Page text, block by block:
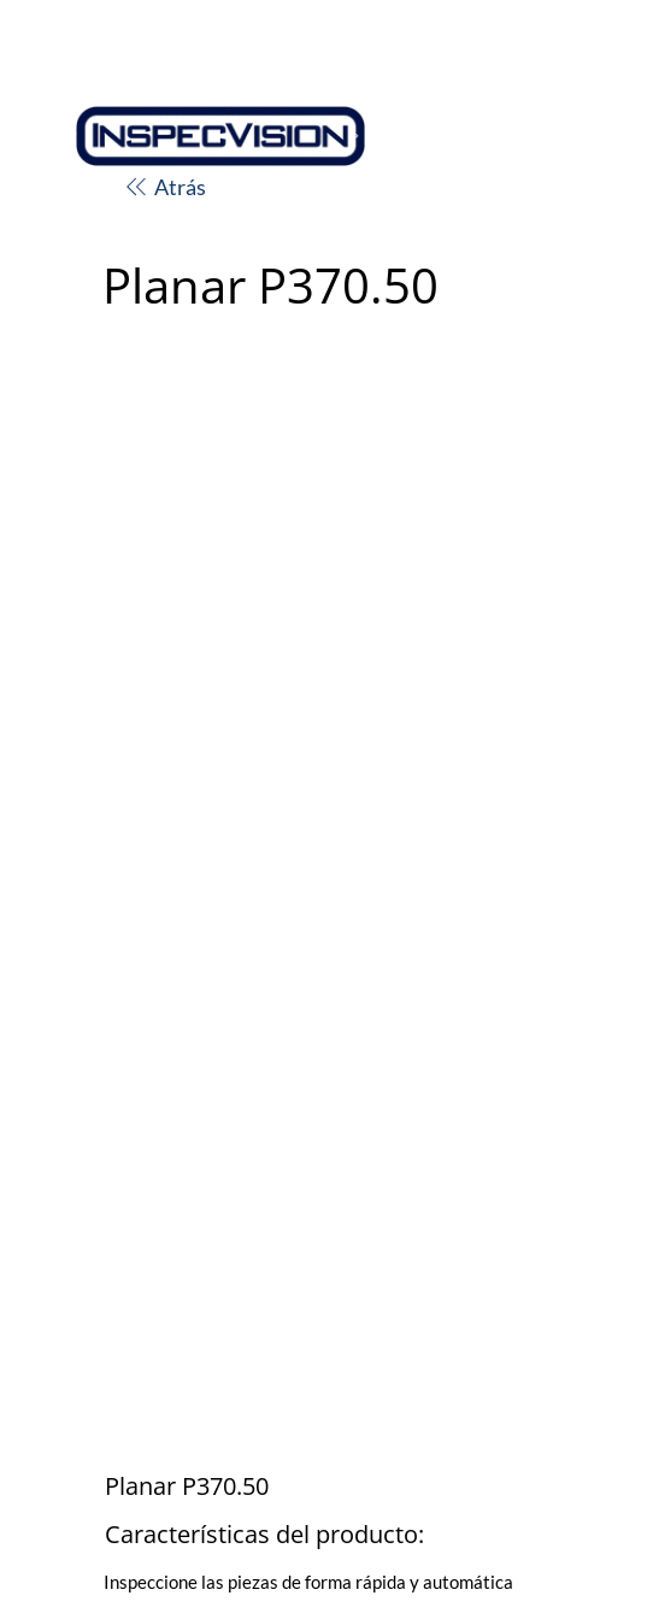
Atrás
Planar P370.50
Planar P370.50
Características del producto:
Inspeccione las piezas de forma rápida y automática